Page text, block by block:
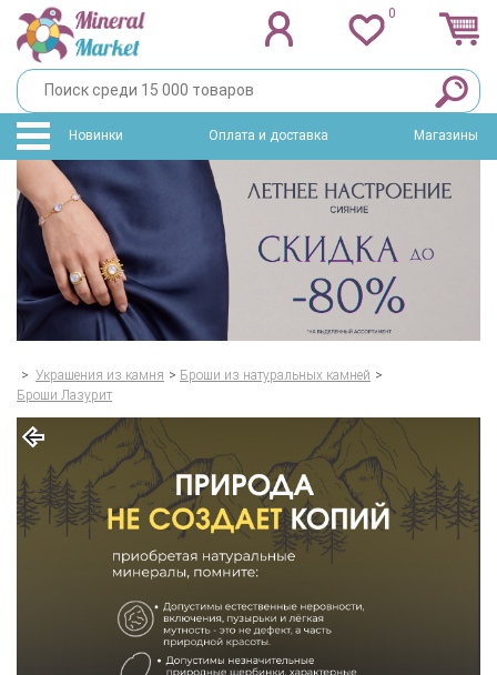
0
Новинки Оплата и доставка Магазины
> Украшения из камня > Броши из натуральных камней >
Броши Лазурит